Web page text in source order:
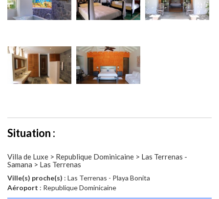
Situation :
Villa de Luxe > Republique Dominicaine > Las Terrenas -
Samana > Las Terrenas
Ville(s) proche(s) : Las Terrenas - Playa Bonita
Aéroport : Republique Dominicaine